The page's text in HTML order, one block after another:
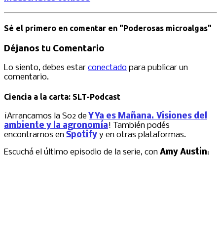
Sé el primero en comentar en "Poderosas microalgas"
Déjanos tu Comentario
Lo siento, debes estar conectado para publicar un
comentario.
Ciencia a la carta: SLT-Podcast
¡Arrancamos la S02 de Y Ya es Mañana. Visiones del
ambiente y la agronomía! También podés
encontrarnos en Spotify y en otras plataformas.
Escuchá el último episodio de la serie, con Amy Austin: